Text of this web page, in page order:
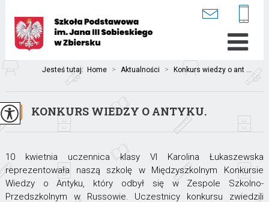
Jesteś tutaj: Home > Aktualności > Konkurs wiedzy o ant ...
KONKURS WIEDZY O ANTYKU.
10 kwietnia uczennica klasy VI Karolina Łukaszewska
reprezentowała naszą szkolę w Międzyszkolnym Konkursie
Wiedzy o Antyku, który odbył się w Zespole Szkolno-
Przedszkolnym w Russowie. Uczestnicy konkursu zwiedzili